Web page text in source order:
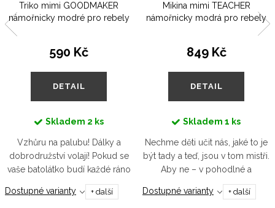
Triko mimi GOODMAKER
námořnicky modré pro rebely
590 Kč
DETAIL
Skladem 2 ks
Vzhůru na palubu! Dálky a
dobrodružství volají! Pokud se
vaše batolátko budí každé ráno
s tímhle pocitem, máme pro něj
tričko v námořnicky modré
Dostupné varianty + další
Mikina mimi TEACHER
námořnicky modrá pro rebely
849 Kč
DETAIL
Skladem 1 ks
Nechme děti učit nás, jaké to je
být tady a teď, jsou v tom mistři.
Aby ne – v pohodlné a
teploučké mikině s rozepínáním
na rameni je nic neomezuje a
Dostupné varianty + další